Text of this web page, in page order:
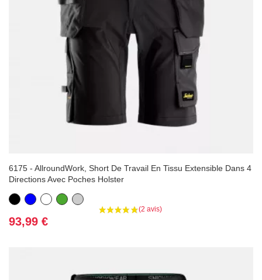
6175 - AllroundWork, Short De Travail En Tissu Extensible Dans 4
Directions Avec Poches Holster
Noir BleuBlancVert Gris
Prix
93,99 €